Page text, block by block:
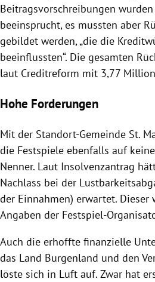
Beitragsvorschreibungen
beeinsprucht, es mussten aber
gebildet werden, „die die
beeinflussten“. Die gesamten
laut Creditreform mit 3,77
Hohe Forderungen
Mit der Standort-Gemeinde St.
die Festspiele ebenfalls auf
Nenner. Laut Insolvenzantrag
Nachlass bei der
der Einnahmen) erwartet. Dieser
Angaben der Festspiel-
Auch die erhoffte finanzielle
das Land Burgenland und den
löste sich in Luft auf. Zwar hat